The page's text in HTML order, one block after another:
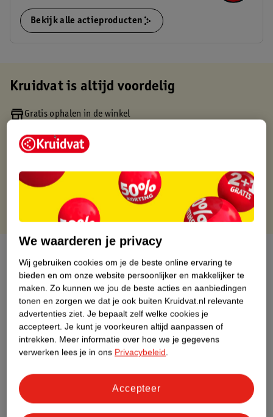
Bekijk alle actieproducten
Kruidvat is altijd voordelig
Gratis ophalen in de winkel
Gratis thuisbezorgd vanaf 50.00
Gratis punten met je Kruidvat kaart
Productinformatie
Etiketinformatie
Nature Impact Score
Dit product heeft (nog) geen Nature
Impact Score.
We waarderen je privacy
Wij gebruiken cookies om je de beste online ervaring te
bieden en om onze website persoonlijker en makkelijker te
maken. Zo kunnen we jou de beste acties en aanbiedingen
tonen en zorgen we dat je ook buiten Kruidvat.nl relevante
advertenties ziet. Je bepaalt zelf welke cookies je
accepteert. Je kunt je voorkeuren altijd aanpassen of
intrekken. Meer informatie over hoe we je gegevens
verwerken lees je in ons Privacybeleid.
Accepteer